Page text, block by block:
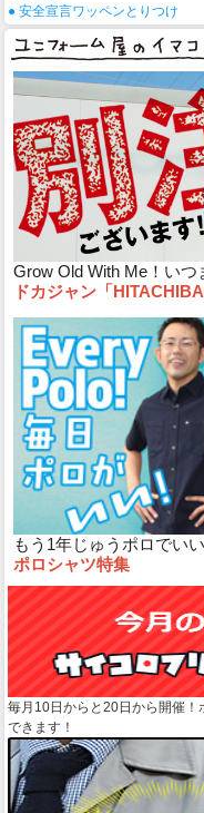
● 安全宣言ワッペンとりつけ
Grow Old With Me！いつ
ドカジャン「
もう1年じゅうポロでいい
ポロシャツ特集
毎月10日からと20日から開催！
できます！